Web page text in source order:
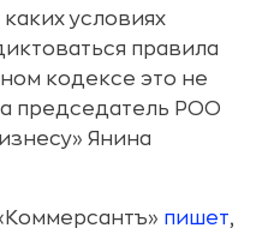
условиях
правила
кодексе это не
председатель РОО
Янина
пишет,